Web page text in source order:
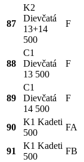
87
K2
Dievčatá
13+14
500
F
88
C1
Dievčatá
13 500
F
89
C1
Dievčatá
14 500
F
90
K1 Kadeti
500
FA
91
K1 Kadeti
500
FB